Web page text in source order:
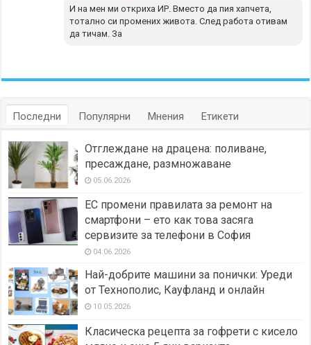
И на мен ми откриха ИР. Вместо да пия хапчета,
тотално си промених живота. След работа отивам
да тичам. За
Последни Популярни Мнения Етикети
Отглеждане на драцена: поливане,
пресаждане, размножаване
05.06.2026
ЕС промени правилата за ремонт на
смартфони – ето как това засяга
сервизите за телефони в София
04.06.2026
Най-добрите машини за понички: Уреди
от Технополис, Кауфланд и онлайн
10.05.2026
Класическа рецепта за гофрети с кисело